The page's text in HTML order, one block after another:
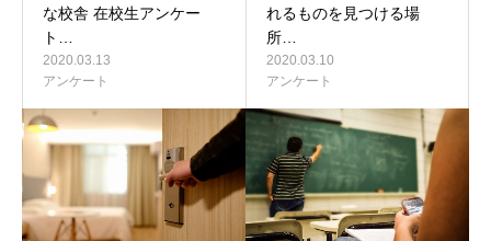
な校舎 在校生アンケー
ト…
2020.03.13
アンケート
れるものを見つける場
所…
2020.03.10
アンケート